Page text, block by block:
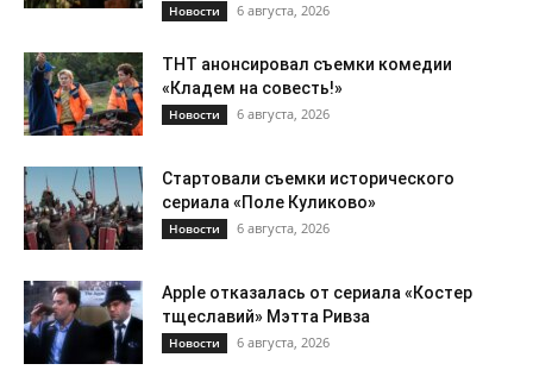
Новости 6 августа, 2026
ТНТ анонсировал съемки комедии
«Кладем на совесть!»
Новости 6 августа, 2026
Стартовали съемки исторического
сериала «Поле Куликово»
Новости 6 августа, 2026
Apple отказалась от сериала «Костер
тщеславий» Мэтта Ривза
Новости 6 августа, 2026